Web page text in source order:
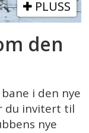
PLUSS
den
i den nye
du invitert til
nye